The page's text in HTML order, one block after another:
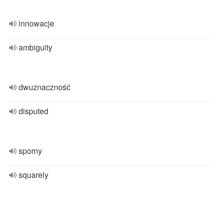
innowacje
ambiguity
dwuznaczność
disputed
sporny
squarely